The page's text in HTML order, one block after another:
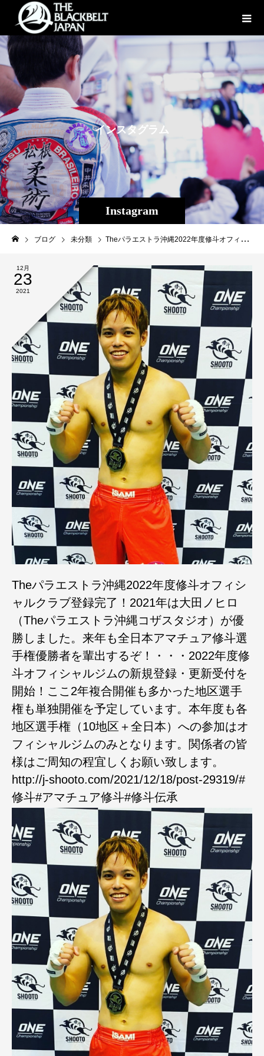
Instagram
インスタグラ ム
ブログ 未分類 Theパラエストラ沖縄2022年度修斗オフィシャルクラブ登録完了！2021年は大田ノヒロ（Theパラエストラ沖縄コザスタジオ）が優勝しました。来年も全日本アマチュア修斗選手権優勝者を輩出するぞ！・・・2022年度修斗オフィシャルジムの新規登録・更新受付を開始！ここ2年複合開催も多かった地区選手権も単独開催を予定しています。本年度も各地区選手権（10地区＋全日本）への参加はオフィシャルジムのみとなります。関係者の皆様はご周知の程宜しくお願い致します。http://j-shooto.com/2021/12/18/post-29319/#修斗#アマチュア修斗#修斗伝承
12月
23
2021
Theパラエストラ沖縄2022年度修斗オフィシ
ャルクラブ登録完了！2021年は大田ノヒロ
（Theパラエストラ沖縄コザスタジオ）が優
勝しました。来年も全日本アマチュア修斗選
手権優勝者を輩出するぞ！・・・2022年度修
斗オフィシャルジムの新規登録・更新受付を
開始！ここ2年複合開催も多かった地区選手
権も単独開催を予定しています。本年度も各
地区選手権（10地区＋全日本）への参加はオ
フィシャルジムのみとなります。関係者の皆
様はご周知の程宜しくお願い致します。
http://j-shooto.com/2021/12/18/post-29319/#
修斗#アマチュア修斗#修斗伝承